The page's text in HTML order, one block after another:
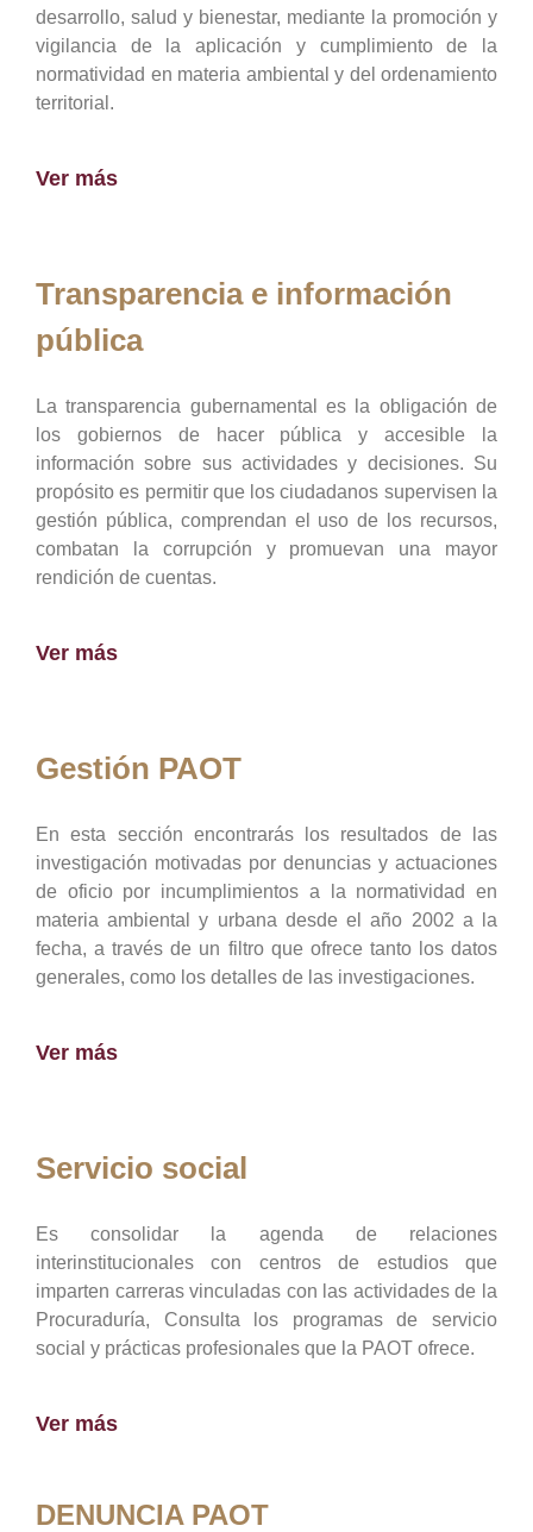
desarrollo, salud y bienestar, mediante la promoción y
vigilancia de la aplicación y cumplimiento de la
normatividad en materia ambiental y del ordenamiento
territorial.
Ver más
Transparencia e información
pública
La transparencia gubernamental es la obligación de
los gobiernos de hacer pública y accesible la
información sobre sus actividades y decisiones. Su
propósito es permitir que los ciudadanos supervisen la
gestión pública, comprendan el uso de los recursos,
combatan la corrupción y promuevan una mayor
rendición de cuentas.
Ver más
Gestión PAOT
En esta sección encontrarás los resultados de las
investigación motivadas por denuncias y actuaciones
de oficio por incumplimientos a la normatividad en
materia ambiental y urbana desde el año 2002 a la
fecha, a través de un filtro que ofrece tanto los datos
generales, como los detalles de las investigaciones.
Ver más
Servicio social
Es consolidar la agenda de relaciones
interinstitucionales con centros de estudios que
imparten carreras vinculadas con las actividades de la
Procuraduría, Consulta los programas de servicio
social y prácticas profesionales que la PAOT ofrece.
Ver más
DENUNCIA PAOT